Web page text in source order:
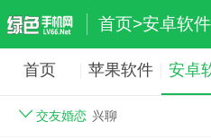
首页>安卓软件
首页 苹果软件 安卓
交友婚恋 兴聊